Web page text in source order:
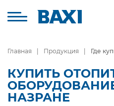
Главная Продукция Где
КУПИТЬ
НАЗРАНЕ